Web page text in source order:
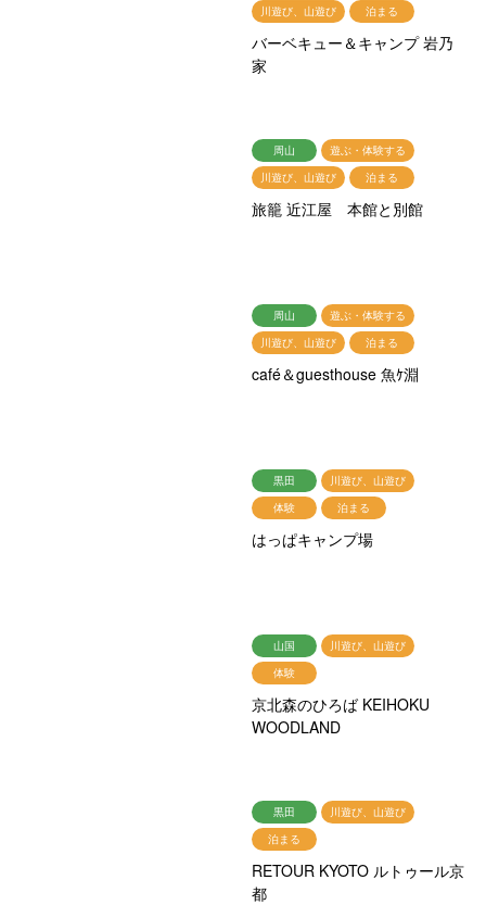
川遊び、山遊び
泊まる
バーベキュー＆キャンプ 岩乃
家
周山
遊ぶ・体験する
川遊び、山遊び
泊まる
旅籠 近江屋 本館と別館
周山
遊ぶ・体験する
川遊び、山遊び
泊まる
café＆guesthouse 魚ｹ淵
黒田
川遊び、山遊び
体験
泊まる
はっぱキャンプ場
山国
川遊び、山遊び
体験
京北森のひろば KEIHOKU
WOODLAND
黒田
川遊び、山遊び
泊まる
RETOUR KYOTO ルトゥール京
都